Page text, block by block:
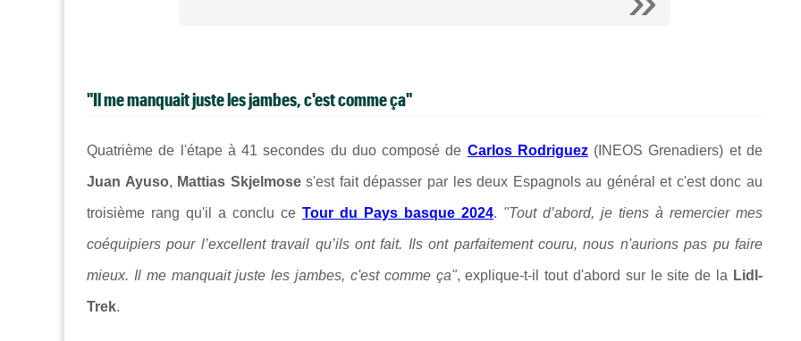
"Il me manquait juste les jambes, c'est comme ça"
Quatrième de l'étape à 41 secondes du duo composé de Carlos Rodriguez(INEOS Grenadiers) et de
Juan Ayuso, Mattias Skjelmoses'est fait dépasser par les deux Espagnols au général et c'est donc au
troisième rang qu'il a conclu ce Tour du Pays basque 2024. "Tout d’abord, je tiens à remercier mes
coéquipiers pour l’excellent travail qu’ils ont fait. Ils ont parfaitement couru, nous n'aurions pas pu faire
mieux. Il me manquait juste les jambes, c'est comme ça", explique-t-il tout d'abord sur le site de la Lidl-
Trek.